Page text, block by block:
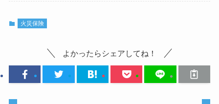
火災保険
よかったらシェアしてね！